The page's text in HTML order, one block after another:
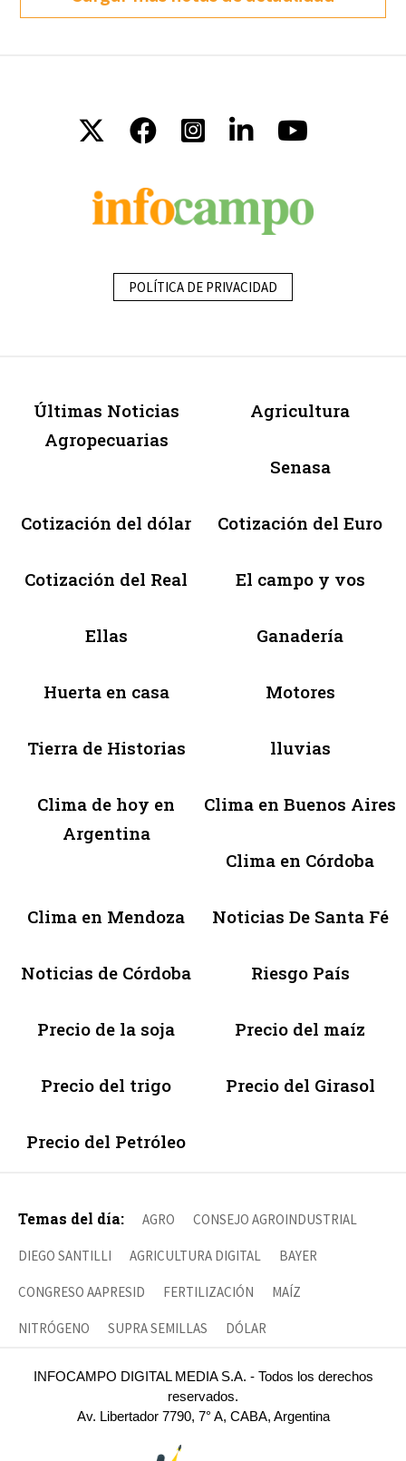
POLÍTICA DE PRIVACIDAD
Últimas Noticias
Agropecuarias
Agricultura
Senasa
Cotización del dólar Cotización del Euro
Cotización del Real El campo y vos
Ellas Ganadería
Huerta en casa Motores
Tierra de Historias lluvias
Clima de hoy en
Argentina
Clima en Buenos Aires
Clima en Córdoba
Clima en Mendoza Noticias De Santa Fé
Noticias de Córdoba Riesgo País
Precio de la soja Precio del maíz
Precio del trigo Precio del Girasol
Precio del Petróleo
Temas del día: AGRO CONSEJO AGROINDUSTRIAL
DIEGO SANTILLI AGRICULTURA DIGITAL BAYER
CONGRESO AAPRESID FERTILIZACIÓN MAÍZ
NITRÓGENO SUPRA SEMILLAS DÓLAR
INFOCAMPO DIGITAL MEDIA S.A. - Todos los derechos
reservados.
Av. Libertador 7790, 7° A, CABA, Argentina